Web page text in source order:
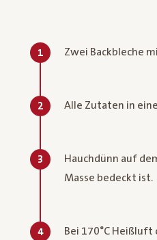
1 Zwei Backbleche
2 Alle Zutaten in
3
Hauchdünn auf
Masse bedeckt ist.
4
Bei 170°C Heißluft